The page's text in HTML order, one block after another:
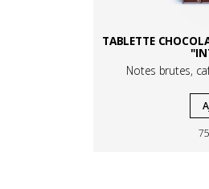
TABLETTE
Notes brutes,